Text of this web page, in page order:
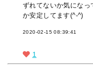
ずれてないか気になっ
か安定してます(^-^)
2020-02-15 08:39:41
1